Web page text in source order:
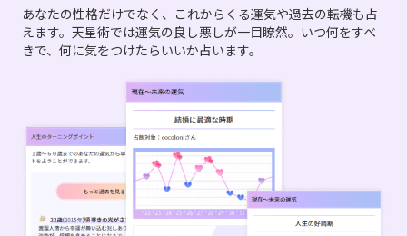
あなたの性格だけでなく、これからくる運気や過去の転機も占
えます。天星術では運気の良し悪しが一目瞭然。いつ何をすべ
きで、何に気をつけたらいいか占います。